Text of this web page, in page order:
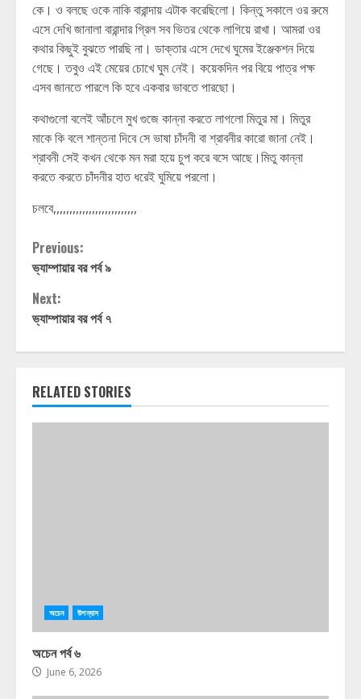
কে। ও বলছে ওকে নাকি বারান্দায় এটাক করেছিলো। কিন্তু সকালে ওর রুমে
এসে দেখি জানালা বারান্দার গ্রিল সব ভিতর থেকে লাগিয়ে রাখা। আমরা ওর
কথার কিছুই বুঝতে পারছি না। ডাক্তার এসে দেখে ঘুমের ইঞ্জেকশন দিয়ে
গেছে। তবুও এই মেয়ের চোখে ঘুম নেই। কয়েকদিন পর বিয়ে পাত্র পক্ষ
এসব জানতে পারলে কি হবে একবার ভাবতে পারছো।
কথাগুলো বলেই আঁচলে মুখ গুজে কান্না করতে লাগলো মিতুর মা। মিতুর
মাকে কি বলে শান্তনা দিবে সে ভাষা চাঁদনী বা শ্রাবনীর কারো জানা নেই।
শ্রাবনী সেই কখন থেকে মন মরা হয়ে চুপ করে বসে আছে।মিতু কান্না
করতে করতে চাঁদনীর হাত ধরেই ঘুমিয়ে পরলো।
চলবে,,,,,,,,,,,,,,,,,,,,,,,,,,
Continue
Reading
Previous:
ভ্যাম্পায়ার বর পর্ব ৯
Next:
ভ্যাম্পায়ার বর পর্ব ৭
RELATED STORIES
অচেন উপন্যাস
অচেন পর্ব ৬
June 6, 2026